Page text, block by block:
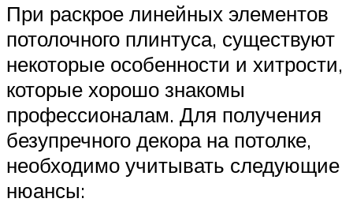
При раскрое линейных элементов
потолочного плинтуса, существуют
некоторые особенности и хитрости,
которые хорошо знакомы
профессионалам. Для получения
безупречного декора на потолке,
необходимо учитывать следующие
нюансы: